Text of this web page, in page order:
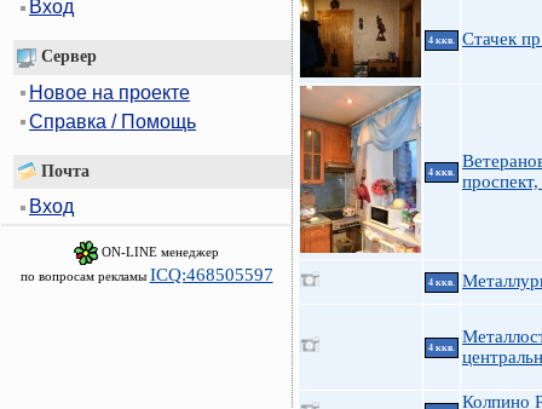
Вход
Сервер
Новое на проекте
Справка / Помощь
Почта
Вход
ON-LINE менеджер
по вопросам рекламы ICQ:468505597
4 ккв. Стачек
4 ккв.
4 ккв.
4 ккв.
Колпино